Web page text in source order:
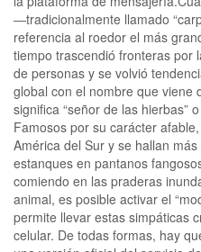
―tradicionalmente llamado
referencia al roedor el más
tiempo trascendió fronteras por
de personas y se volvió
global con el nombre que viene
significa “señor de las hierbas”
Famosos por su carácter
América del Sur y se hallan
estanques en pantanos
comiendo en las praderas
animal, es posible activar el
permite llevar estas simpáticas
celular. De todas formas, hay